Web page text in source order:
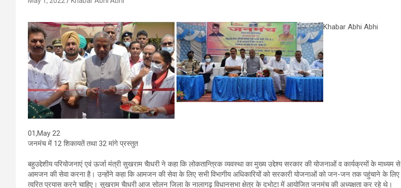
Khabar Abhi Abhi
01,May 22
जनमंच में 12 शिकायतें तथा 32 मांगे प्रस्तुत
बहुउद्देशीय परियोजनाएं एवं ऊर्जा मंत्री सुखराम चैाधरी ने कहा कि लोकतान्त्रिक व्यवस्था का मुख्य उद्देश्य सरकार की योजनाओं व कार्यक्रमों के माध्यम से
आमजन की सेवा करना है। उन्होंने कहा कि आमजन की सेवा के लिए सभी विभागीय अधिकारियों को सरकारी योजनाओं को जन-जन तक पहुंचाने के लिए
त्वरित प्रयास करने चाहिए। सुखराम चैाधरी आज सोलन जिला के नालागढ़ विधानसभा क्षेत्र के दभोटा में आयोजित जनमंच की अध्यक्षता कर रहे थे।